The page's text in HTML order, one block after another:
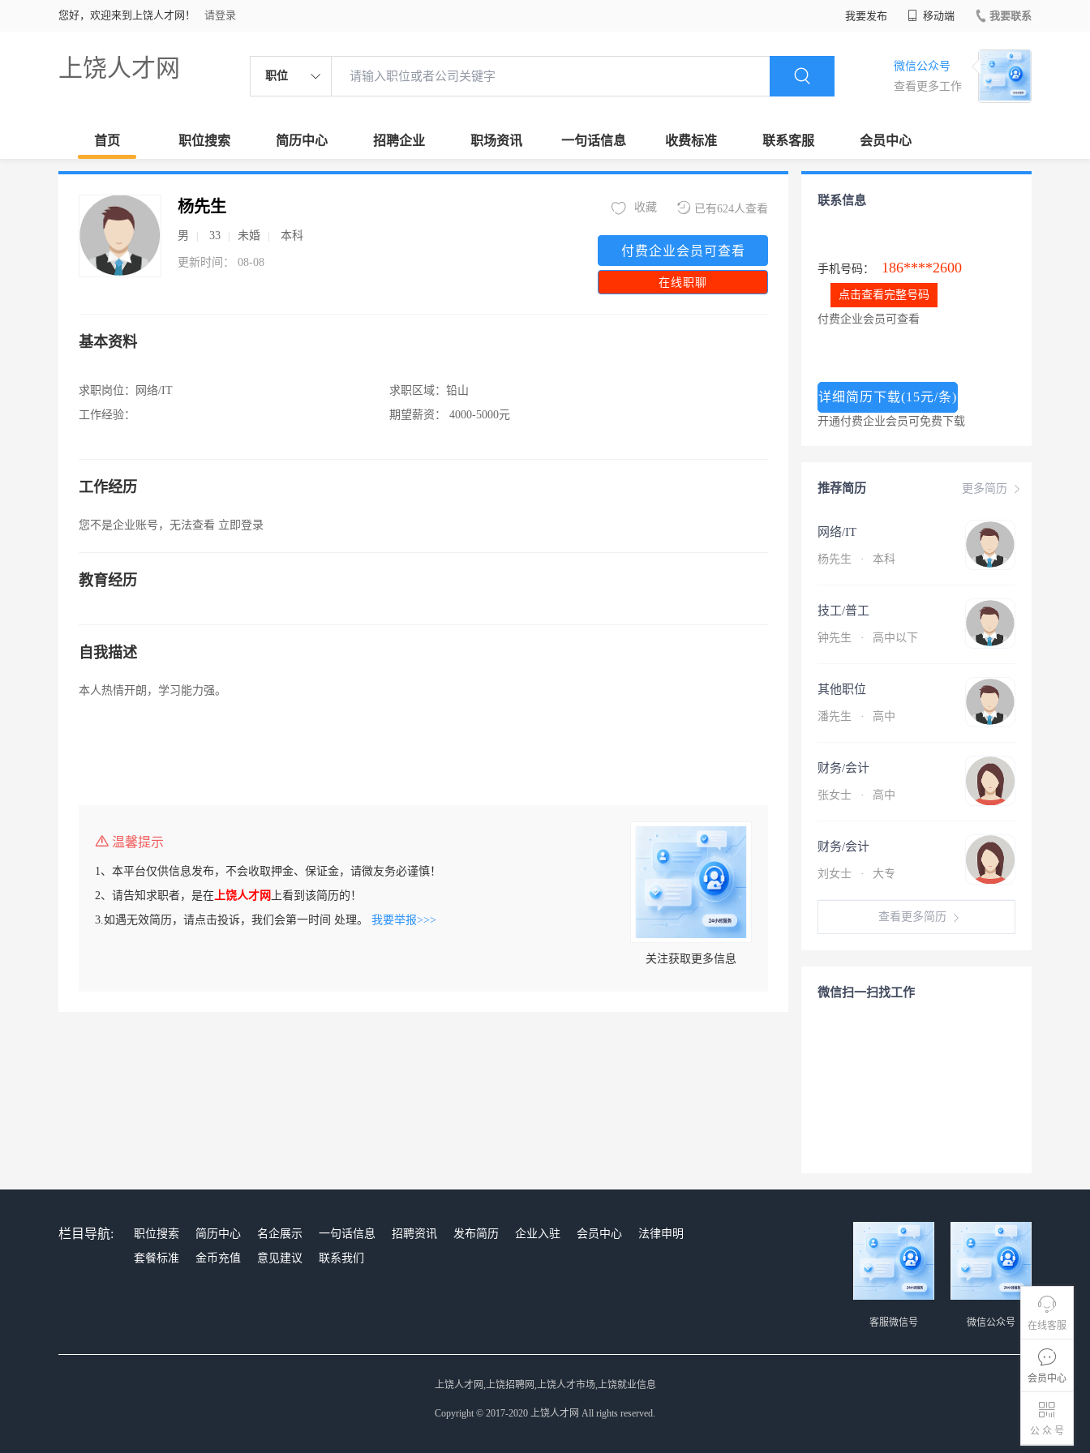
您好，欢迎来到上饶人才网！ 请登录 我要发布 移动端 我要联系
上饶人才网 职位
微信公众号
查看更多工作
首页 职位搜索 简历中心 招聘企业 职场资讯 一句话信息 收费标准 联系客服 会员中心
在线客服
会员中心
公 众 号
杨先生
男 33 未婚 本科
更新时间： 08-08
已有624人查看
收藏
付费企业会员可查看
在线职聊
基本资料
求职岗位：
网络/IT
工作经验：
求职区域： 铅山
期望薪资：
4000-5000元
工作经历
您不是企业账号，无法查看 立即登录
教育经历
自我描述
本人热情开朗，学习能力强。
温馨提示
1、本平台仅供信息发布，不会收取押金、保证金，请微友务必谨慎！
2、请告知求职者，是在上饶人才网 上看到该简历的！
3.如遇无效简历，请点击投诉，我们会第一时间 处理。 我要举报>>>
关注获取更多信息
联系信息
手机号码： 186****2600
点击查看完整号码
付费企业会员可查看
详细简历下载(15元/条)
开通付费企业会员可免费下载
更多简历
推荐简历
网络/IT
杨先生 · 本科
技工/普工
钟先生 · 高中以下
其他职位
潘先生 · 高中
财务/会计
张女士 · 高中
财务/会计
刘女士 · 大专
查看更多简历
微信扫一扫找工作
栏目导航: 职位搜索 简历中心 名企展示 一句话信息 招聘资讯 发布简历 企业入驻 会员中心
法律申明
套餐标准
金币充值 意见建议 联系我们
微信公众号
客服微信号
上饶人才网,上饶招聘网,上饶人才市场,上饶就业信息
Copyright © 2017-2020 上饶人才网 All rights reserved.